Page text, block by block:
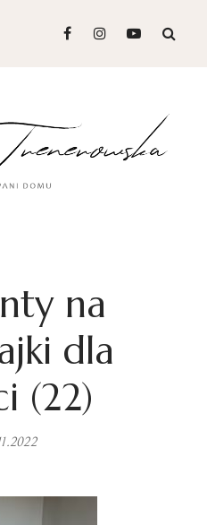
na
dla
(22)